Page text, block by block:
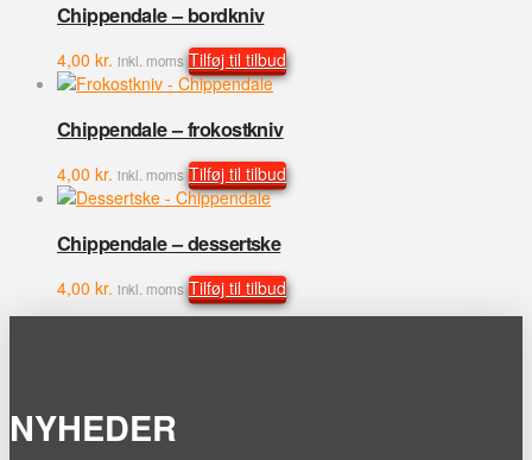
Chippendale – bordkniv
4,00 kr. inkl. moms Tilføj til tilbud
Chippendale – frokostkniv
4,00 kr. inkl. moms Tilføj til tilbud
Chippendale – dessertske
4,00 kr. inkl. moms Tilføj til tilbud
NYHEDER